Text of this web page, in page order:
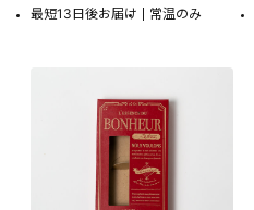
最短13日後お届け 常温のみ